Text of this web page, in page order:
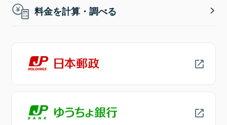
料金を計算・調べる